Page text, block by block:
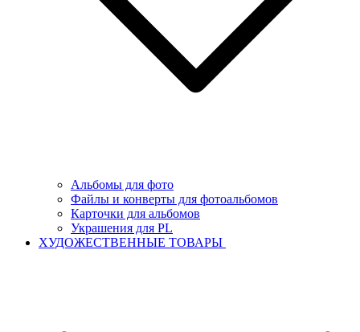
Альбомы для фото
Файлы и конверты для фотоальбомов
Карточки для альбомов
Украшения для PL
ХУДОЖЕСТВЕННЫЕ ТОВАРЫ